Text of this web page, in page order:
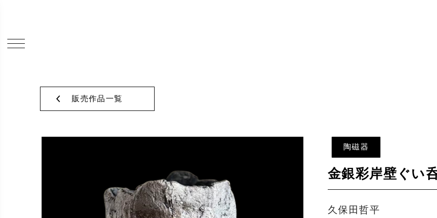
販売作品一覧
陶磁器
金銀彩岸壁ぐい
久保田哲平